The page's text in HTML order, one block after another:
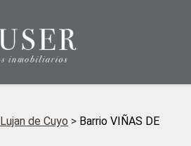
Lujan de Cuyo > Barrio VIÑAS DE